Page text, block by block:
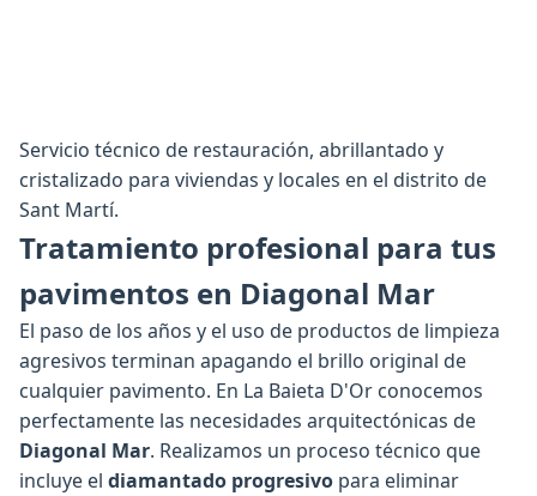
Servicio técnico de restauración, abrillantado y
cristalizado para viviendas y locales en el distrito de
Sant Martí.
Tratamiento profesional para tus
pavimentos en Diagonal Mar
El paso de los años y el uso de productos de limpieza
agresivos terminan apagando el brillo original de
cualquier pavimento. En La Baieta D'Or conocemos
perfectamente las necesidades arquitectónicas de
Diagonal Mar. Realizamos un proceso técnico que
incluye el diamantado progresivo para eliminar